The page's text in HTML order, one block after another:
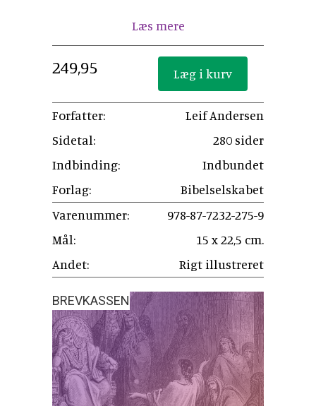
Læs mere
249,95
Forfatter:
Leif Andersen
Sidetal:
280 sider
Indbinding:
Indbundet
Forlag:
Bibelselskabet
Varenummer:
978-87-7232-275-9
Mål:
15 x 22,5 cm.
Andet:
Rigt illustreret
BREVKASSEN